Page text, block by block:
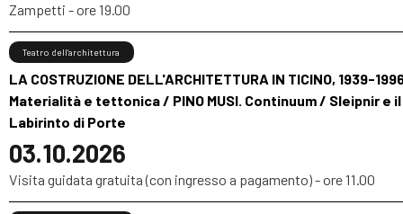
Zampetti - ore 19.00
LA COSTRUZIONE DELL'ARCHITETTURA IN TICINO, 1939-
Materialità e tettonica / PINO MUSI. Continuum / Sleipnir e il
Labirinto di Porte
03.10.2026
Teatro dell’architettura
Visita guidata gratuita (con ingresso a pagamento) - ore 11.00